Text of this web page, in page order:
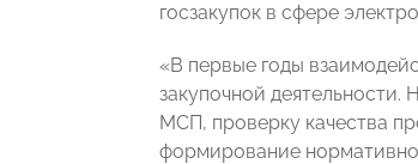
госзакупок в сфере
«В первые годы
закупочной
МСП, проверку качества
формирование